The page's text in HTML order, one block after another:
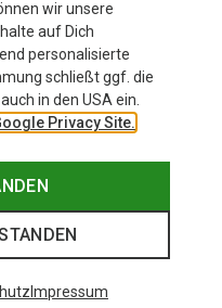
wir unsere
auf Dich
personalisierte
schließt ggf. die
in den USA ein.
Privacy Site.
Impressum